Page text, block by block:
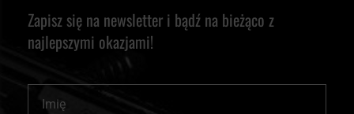
Zapisz się na newsletter i bądź na bieżąco z
najlepszymi okazjami!